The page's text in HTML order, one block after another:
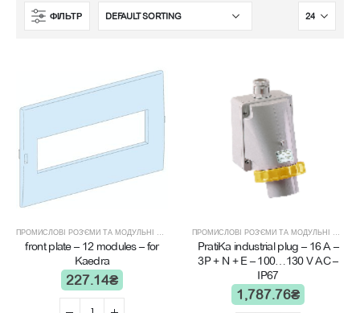
ФІЛЬТР
ПРОМИСЛОВІ РОЗ'ЄМИ ТА МОДУЛЬНІ ЩИТИ
front plate – 12 modules – for
Kaedra
227.14₴
ПРОМИСЛОВІ РОЗ'ЄМИ ТА МОДУЛЬНІ ЩИТИ
PratiKa industrial plug – 16 A –
3P + N + E – 100…130 V AC –
IP67
1,787.76₴